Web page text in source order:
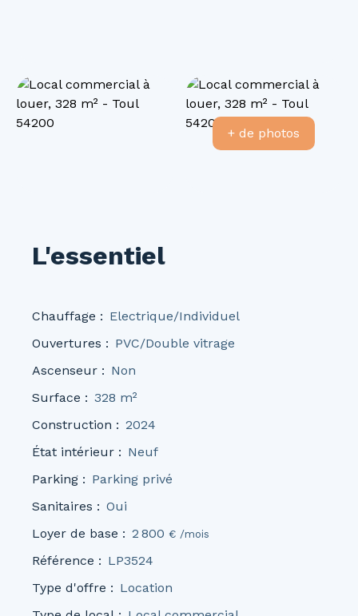
+ de photos
L'essentiel
Chauffage : Electrique/Individuel
Ouvertures : PVC/Double vitrage
Ascenseur : Non
Surface : 328 m²
Construction : 2024
État intérieur : Neuf
Parking : Parking privé
Sanitaires : Oui
Loyer de base : 2 800 € /mois
Référence : LP3524
Type d'offre : Location